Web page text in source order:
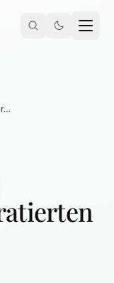
Roblox öffnet erstmals Werbung für Kinder unter 13 – mit SuperAwesome als exklusivem Partner